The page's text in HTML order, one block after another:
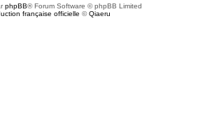
phpBB® Forum Software © phpBB Limited
française officielle ©Qiaeru